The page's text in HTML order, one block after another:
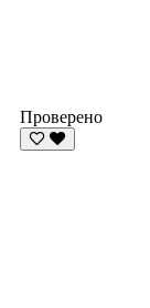
Проверено